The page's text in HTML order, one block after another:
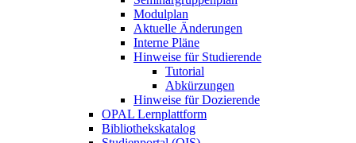
Modulplan
Aktuelle Änderungen
Interne Pläne
Hinweise für Studierende
Tutorial
Abkürzungen
Hinweise für Dozierende
OPAL Lernplattform
Bibliothekskatalog